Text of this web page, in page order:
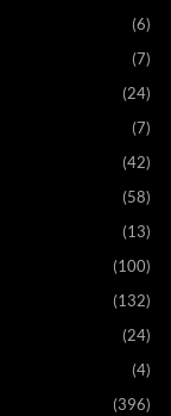
(6)
(7)
(24)
(7)
(42)
(58)
(13)
(100)
(132)
(24)
(4)
(396)